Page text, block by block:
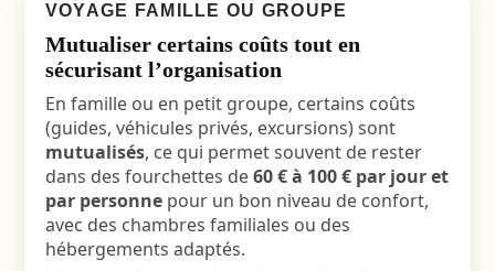
VOYAGE FAMILLE OU GROUPE
Mutualiser certains coûts tout en
sécurisant l’organisation
En famille ou en petit groupe, certains coûts
(guides, véhicules privés, excursions) sont
mutualisés, ce qui permet souvent de rester
dans des fourchettes de60 € à 100 € par jour et
par personnepour un bon niveau de confort,
avec des chambres familiales ou des
hébergements adaptés.